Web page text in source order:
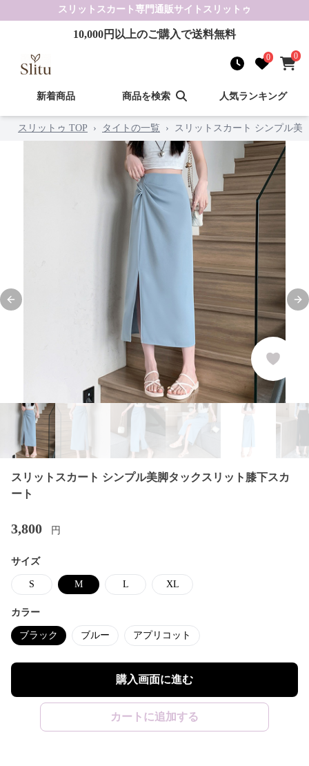
スリットスカート 専門通販サイト スリットゥ
10,000円以上のご購入で送料無料
0 0
新着商品 商品を検索 人気ランキング
スリットゥ TOP › タイトの一覧 › スリットスカート シンプル美
Previous slide
スリットスカート シンプル美脚タックスリット膝下スカ
ート
3,800 円
サイズ
S M L XL
カラー
ブラック ブルー アプリコット
購入画面に進む
カートに追加する